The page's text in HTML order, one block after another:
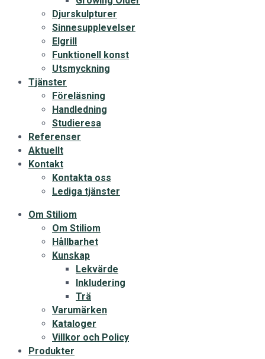
Djurskulpturer
Sinnesupplevelser
Elgrill
Funktionell konst
Utsmyckning
Tjänster
Föreläsning
Handledning
Studieresa
Referenser
Aktuellt
Kontakt
Kontakta oss
Lediga tjänster
Om Stiliom
Om Stiliom
Hållbarhet
Kunskap
Lekvärde
Inkludering
Trä
Varumärken
Kataloger
Villkor och Policy
Produkter